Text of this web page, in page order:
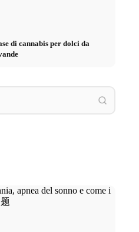
di cannabis per dolci da